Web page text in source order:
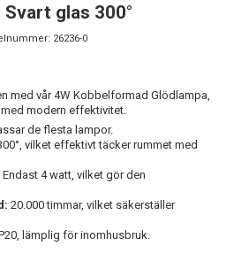
glas 300°
26236-0
med vår 4W Kobbelformad Glödlampa,
modern effektivitet.
de flesta lampor.
vilket effektivt täcker rummet med
Endast 4 watt, vilket gör den
20.000 timmar, vilket säkerställer
lämplig för inomhusbruk.